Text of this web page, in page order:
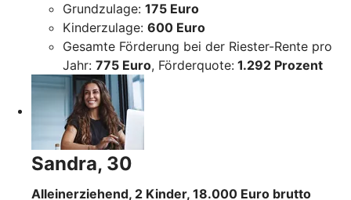
Grundzulage: 175 Euro
Kinderzulage: 600 Euro
Gesamte Förderung bei der Riester-Rente pro
Jahr: 775 Euro, Förderquote: 1.292 Prozent
Sandra, 30
Alleinerziehend, 2 Kinder, 18.000 Euro brutto